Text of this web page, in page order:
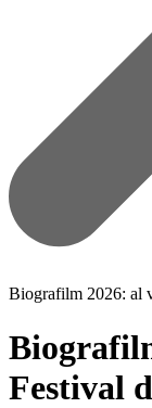
Biografilm 2026: al
Festival